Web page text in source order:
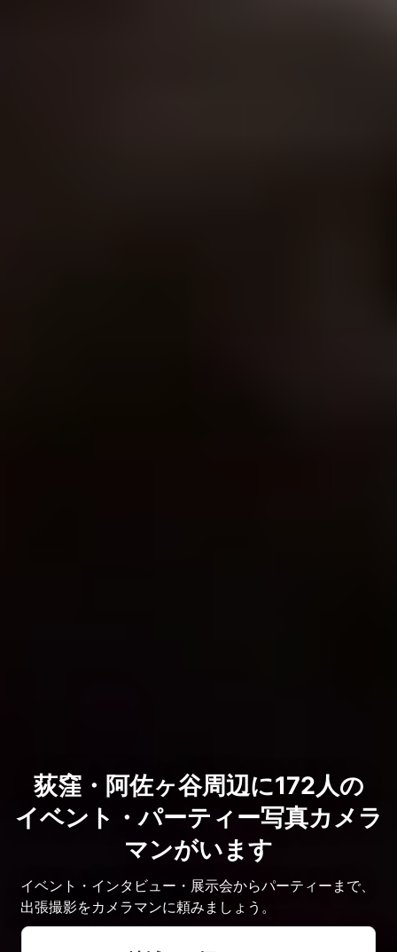
荻窪・阿佐ヶ谷周辺に172人の
イベント・パーティー写真カメラ
マンがいます
イベント・インタビュー・展示会からパーティーまで、
出張撮影をカメラマンに頼みましょう。